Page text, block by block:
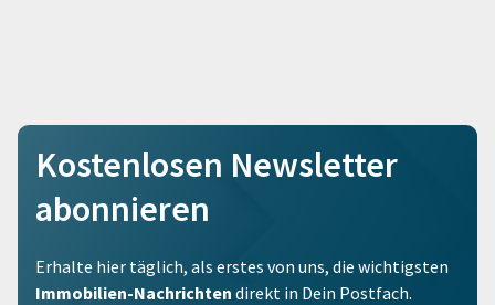
Kostenlosen Newsletter
abonnieren
Erhalte hier täglich, als erstes von uns, die wichtigsten
Immobilien-Nachrichten direkt in Dein Postfach.